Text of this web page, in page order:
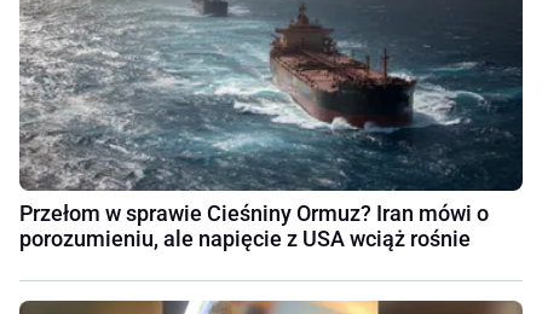
Przełom w sprawie Cieśniny Ormuz? Iran mówi o
porozumieniu, ale napięcie z USA wciąż rośnie